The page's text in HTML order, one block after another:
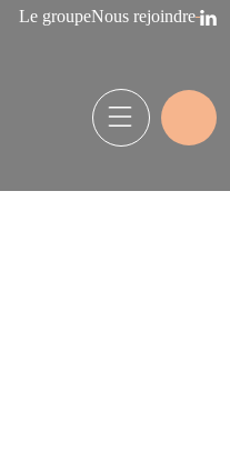
Le groupeNous rejoindre